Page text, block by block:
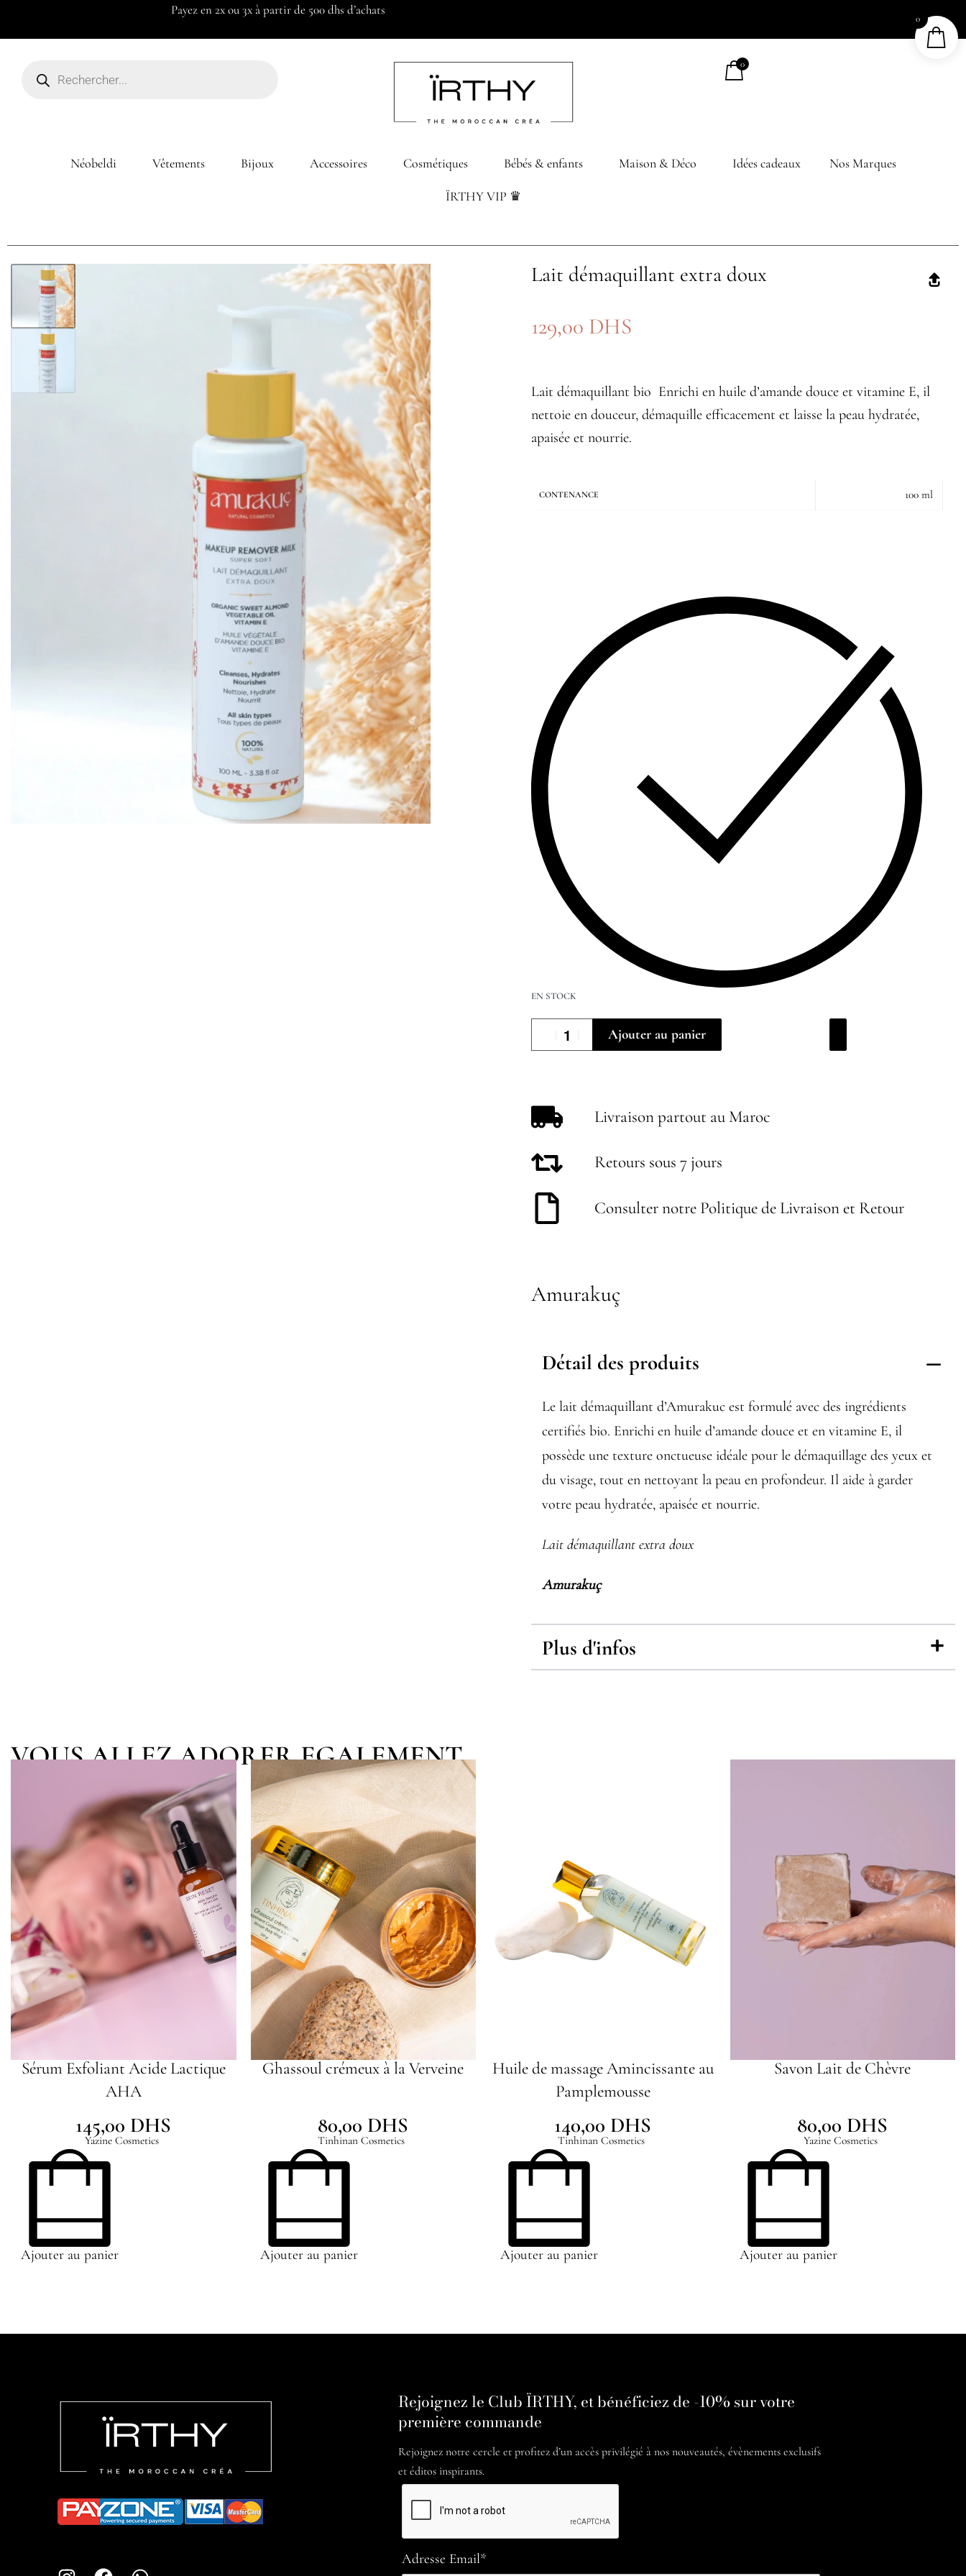
Payez en 2x ou 3x à partir de 500 dhs d’achats
0
Néobeldi Vêtements Bijoux Accessoires Cosmétiques Bébés & enfants Maison & Déco Idées cadeaux Nos Marques
ÏRTHY VIP ♛
Lait démaquillant extra doux
129,00 DHS
Lait démaquillant bio Enrichi en huile d’amande douce et vitamine E, il
nettoie en douceur, démaquille efficacement et laisse la peau hydratée,
apaisée et nourrie.
CONTENANCE 100 ml
EN STOCK
Ajouter au panier
Livraison partout au Maroc
Retours sous 7 jours
Consulter notre Politique de Livraison et Retour
Amurakuç
Détail des produits
Le lait démaquillant d’Amurakuc est formulé avec des ingrédients
certifiés bio. Enrichi en huile d’amande douce et en vitamine E, il
possède une texture onctueuse idéale pour le démaquillage des yeux et
du visage, tout en nettoyant la peau en profondeur. Il aide à garder
votre peau hydratée, apaisée et nourrie.
Lait démaquillant extra doux
Amurakuç
Plus d'infos
VOUS ALLEZ ADORER EGALEMENT
Sérum Exfoliant Acide Lactique
AHA
Yazine Cosmetics
145,00 DHS
Ajouter au panier
Ghassoul crémeux à la Verveine
Tinhinan Cosmetics
80,00 DHS
Ajouter au panier
Huile de massage Amincissante au
Pamplemousse
Tinhinan Cosmetics
140,00 DHS
Ajouter au panier
Savon Lait de Chèvre
Yazine Cosmetics
80,00 DHS
Ajouter au panier
Rejoignez le Club ÏRTHY, et bénéficiez de -10% sur votre
première commande
Rejoignez notre cercle et profitez d’un accès privilégié à nos nouveautés, évènements exclusifs
et éditos inspirants.
Adresse Email*
0